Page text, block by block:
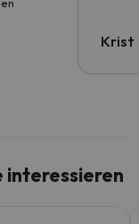
Krist
interessieren